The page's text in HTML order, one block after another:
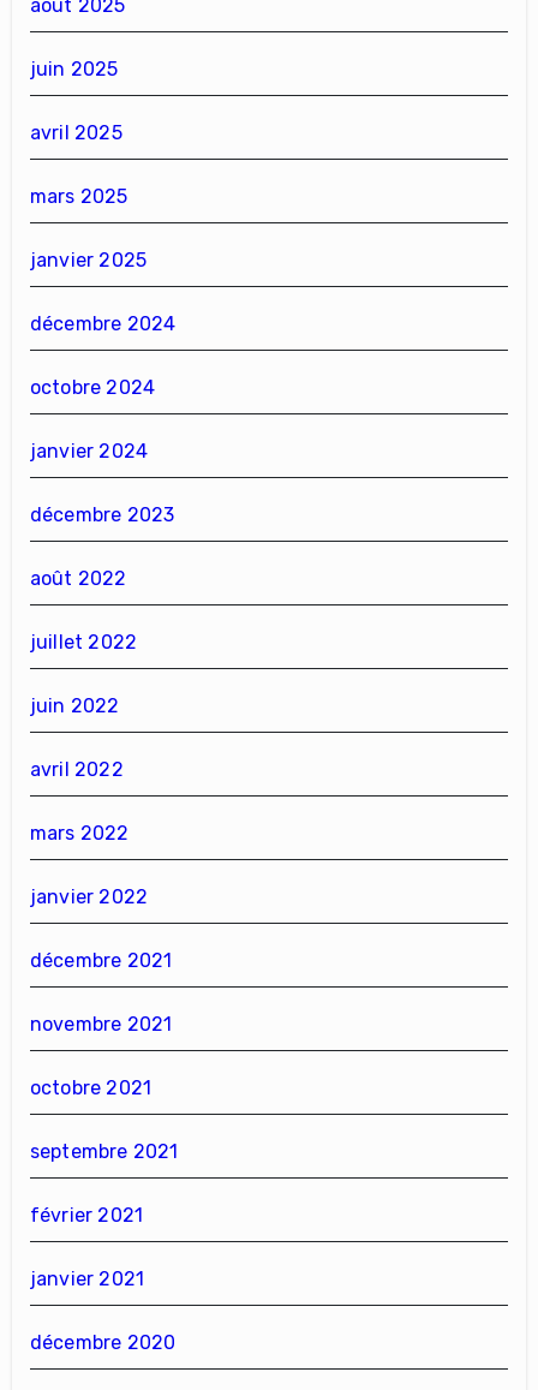
août 2025
juin 2025
avril 2025
mars 2025
janvier 2025
décembre 2024
octobre 2024
janvier 2024
décembre 2023
août 2022
juillet 2022
juin 2022
avril 2022
mars 2022
janvier 2022
décembre 2021
novembre 2021
octobre 2021
septembre 2021
février 2021
janvier 2021
décembre 2020